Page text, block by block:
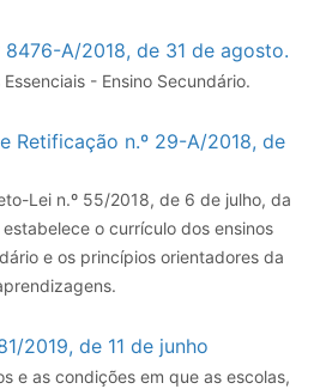
8476-A/2018, de 31 de agosto.
- Ensino Secundário.
Retificação n.º 29-A/2018, de
Lei n.º 55/2018, de 6 de julho, da
o currículo dos ensinos
e os princípios orientadores da
2019, de 11 de junho
e as condições em que as escolas,